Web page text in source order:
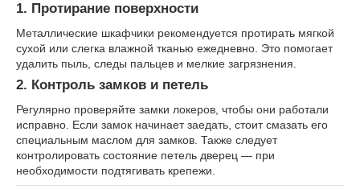
1. Протирание поверхности
Металлические шкафчики рекомендуется протирать мягкой
сухой или слегка влажной тканью ежедневно. Это помогает
удалить пыль, следы пальцев и мелкие загрязнения.
2. Контроль замков и петель
Регулярно проверяйте замки локеров, чтобы они работали
исправно. Если замок начинает заедать, стоит смазать его
специальным маслом для замков. Также следует
контролировать состояние петель дверец — при
необходимости подтягивать крепежи.